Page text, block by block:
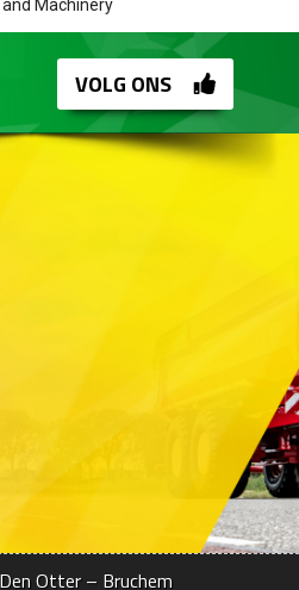
Machinery
VOLG ONS
Otter – Bruchem